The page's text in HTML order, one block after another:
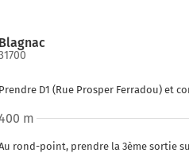
D1 (Rue Prosper Ferradou) et
rond-point, prendre la 3ème sortie
m